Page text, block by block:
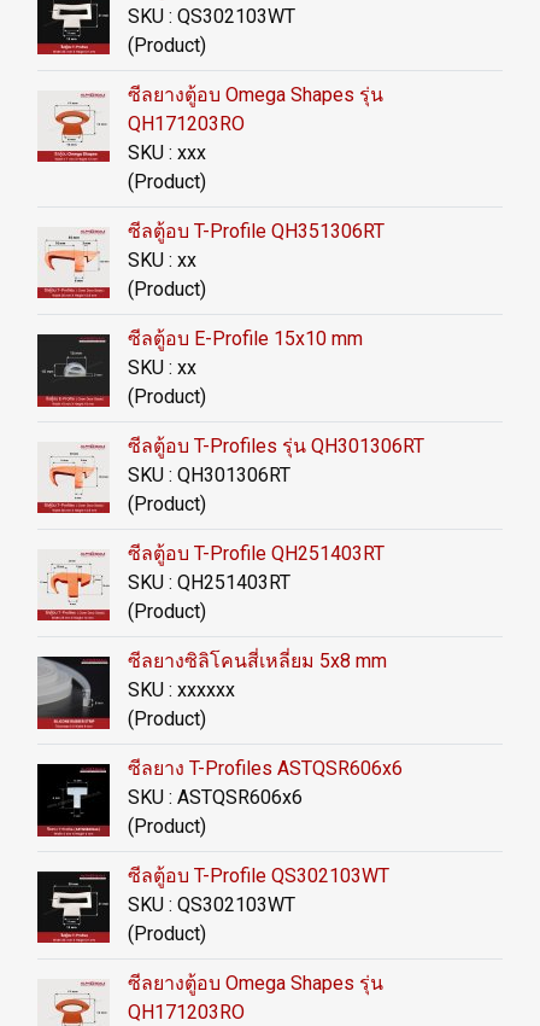
SKU : QS302103WT
(Product)
ซีลยางตู้อบ Omega Shapes รุ่น
QH171203RO
SKU : xxx
(Product)
ซีลตู้อบ T-Profile QH351306RT
SKU : xx
(Product)
ซีลตู้อบ E-Profile 15x10 mm
SKU : xx
(Product)
ซีลตู้อบ T-Profiles รุ่น QH301306RT
SKU : QH301306RT
(Product)
ซีลตู้อบ T-Profile QH251403RT
SKU : QH251403RT
(Product)
ซีลยางซิลิโคนสี่เหลี่ยม 5x8 mm
SKU : xxxxxx
(Product)
ซีลยาง T-Profiles ASTQSR606x6
SKU : ASTQSR606x6
(Product)
ซีลตู้อบ T-Profile QS302103WT
SKU : QS302103WT
(Product)
ซีลยางตู้อบ Omega Shapes รุ่น
QH171203RO